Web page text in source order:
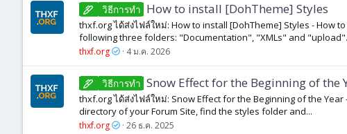
วิธีการทํา How to install [DohTheme] Styles
thxf.org ได้ส่งไฟล์ใหม่: How to install [DohTheme] Styles - How
following three folders: "Documentation", "XMLs" and
thxf.org 4 ม.ค. 2026
วิธีการทํา Snow Effect for the Beginning of the
thxf.org ได้ส่งไฟล์ใหม่: Snow Effect for the Beginning of the
directory of your Forum Site, find the styles folder and...
thxf.org 26 ธ.ค. 2025